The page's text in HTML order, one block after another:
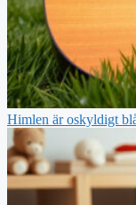
Himlen är oskyldigt